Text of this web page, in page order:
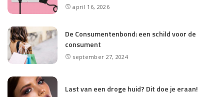
april 16, 2026
De Consumentenbond: een schild voor de
consument
september 27, 2024
Last van een droge huid? Dit doe je eraan!